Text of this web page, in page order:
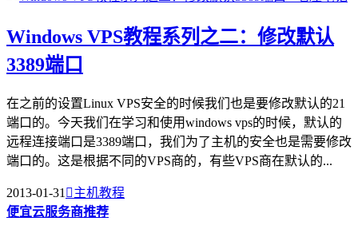
Windows VPS教程系列之二：修改默认
3389端口
在之前的设置Linux VPS安全的时候我们也是要修改默认的21
端口的。今天我们在学习和使用windows vps的时候，默认的
远程连接端口是3389端口，我们为了主机的安全也是需要修改
端口的。这是根据不同的VPS商的，有些VPS商在默认的...
2013-01-31 主机教程
便宜云服务商推荐